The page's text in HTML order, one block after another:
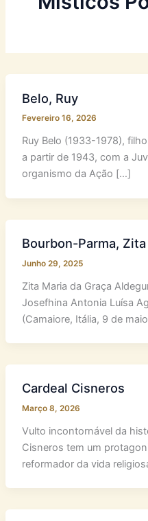
Belo, Ruy
Fevereiro 16, 2026
Ruy Belo (1933-1978),
a partir de 1943, com a
organismo da Ação […]
Bourbon-Parma,
Junho 29, 2025
Zita Maria da Graça
Josefhina Antonia Luísa
(Camaiore, Itália, 9 de
Cardeal Cisneros
Março 8, 2026
Vulto incontornável da
Cisneros tem um
reformador da vida